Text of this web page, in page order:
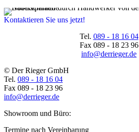
Kontaktieren Sie uns jetzt!
Tel. 089 - 18 16 04
Fax 089 - 18 23 96
info@derrieger.de
© Der Rieger GmbH
Tel. 089 - 18 16 04
Fax 089 - 18 23 96
info@derrieger.de
Showroom und Büro:
Termine nach Vereinbarung